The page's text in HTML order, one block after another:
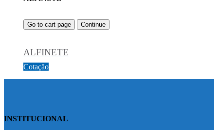
Go to cart page Continue
ALFINETE
Cotação
INSTITUCIONAL